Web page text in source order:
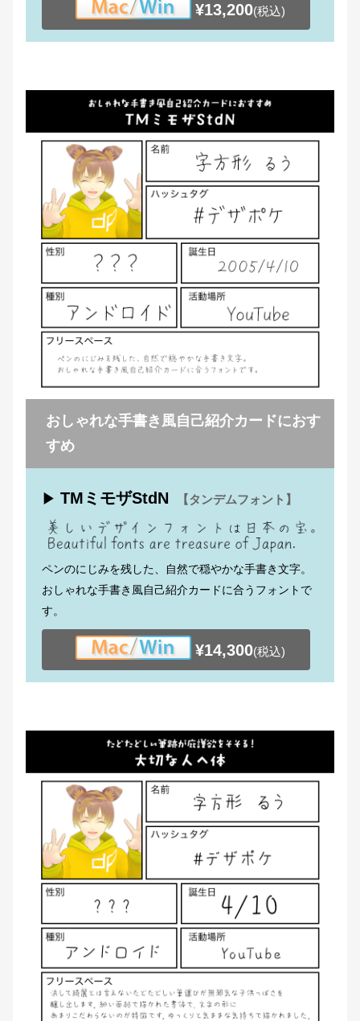
¥13,200(税込)
おしゃれな手書き風自己紹介カードにおす
すめ
▶ TMミモザStdN 【タンデムフォント】
ペンのにじみを残した、自然で穏やかな手書き文字。
おしゃれな手書き風自己紹介カードに合うフォントで
す。
¥14,300(税込)